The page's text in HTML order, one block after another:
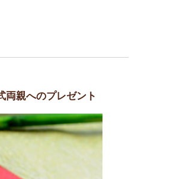
親へのプレゼント